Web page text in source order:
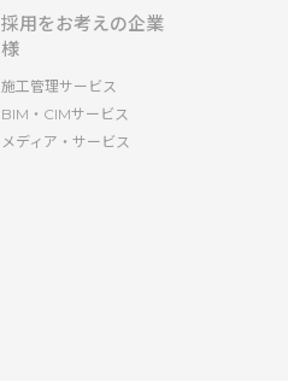
採用をお考えの企業
様
施工管理サービス
BIM・CIMサービス
メディア・サービス